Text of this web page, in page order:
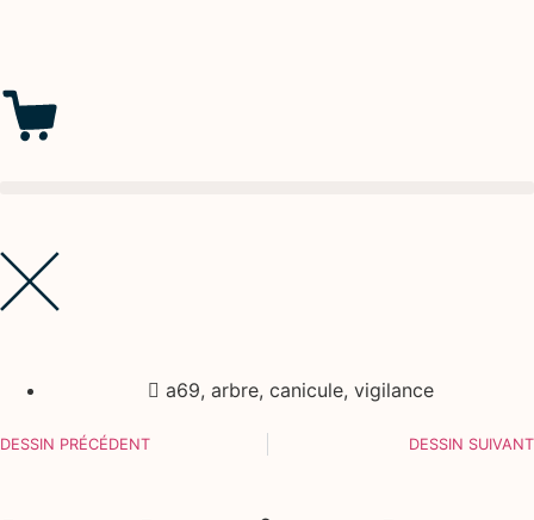
a69, arbre, canicule, vigilance
DESSIN PRÉCÉDENT DESSIN SUIVANT